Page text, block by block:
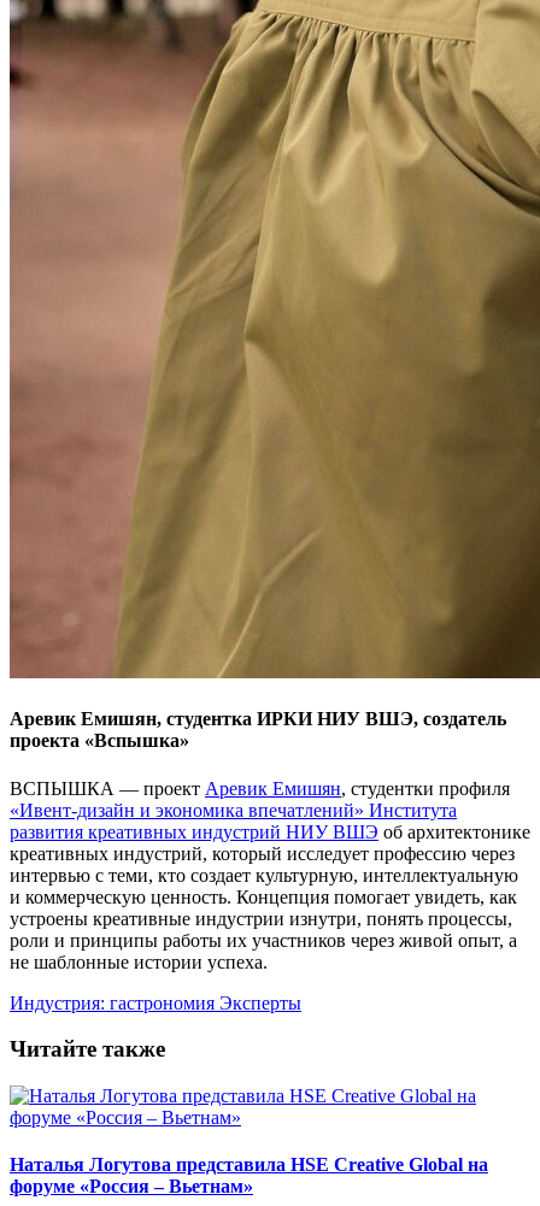
Аревик Емишян, студентка ИРКИ НИУ ВШЭ, создатель
проекта «Вспышка»
ВСПЫШКА — проект Аревик Емишян, студентки профиля
«Ивент-дизайн и экономика впечатлений» Института
развития креативных индустрий НИУ ВШЭ об архитектонике
креативных индустрий, который исследует профессию через
интервью с теми, кто создает культурную, интеллектуальную
и коммерческую ценность. Концепция помогает увидеть, как
устроены креативные индустрии изнутри, понять процессы,
роли и принципы работы их участников через живой опыт, а
не шаблонные истории успеха.
Индустрия: гастрономия Эксперты
Читайте также
Наталья Логутова представила HSE Creative Global на
форуме «Россия – Вьетнам»